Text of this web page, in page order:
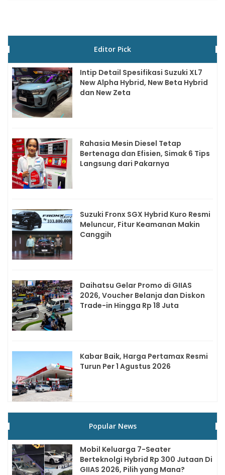
Editor Pick
Intip Detail Spesifikasi Suzuki XL7
New Alpha Hybrid, New Beta Hybrid
dan New Zeta
Rahasia Mesin Diesel Tetap
Bertenaga dan Efisien, Simak 6 Tips
Langsung dari Pakarnya
Suzuki Fronx SGX Hybrid Kuro Resmi
Meluncur, Fitur Keamanan Makin
Canggih
Daihatsu Gelar Promo di GIIAS
2026, Voucher Belanja dan Diskon
Trade-in Hingga Rp 18 Juta
Kabar Baik, Harga Pertamax Resmi
Turun Per 1 Agustus 2026
Popular News
Mobil Keluarga 7-Seater
Berteknolgi Hybrid Rp 300 Jutaan Di
GIIAS 2026, Pilih yang Mana?